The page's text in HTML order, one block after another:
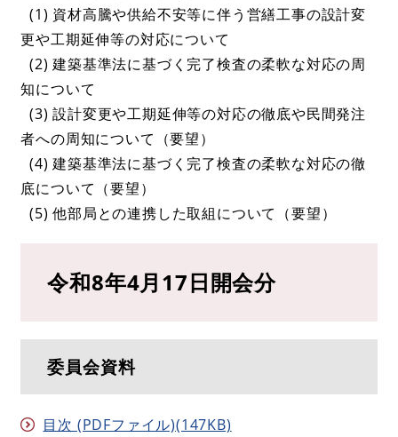
(1) 資材高騰や供給不安等に伴う営繕工事の設計変
更や工期延伸等の対応について
(2) 建築基準法に基づく完了検査の柔軟な対応の周
知について
(3) 設計変更や工期延伸等の対応の徹底や民間発注
者への周知について（要望）
(4) 建築基準法に基づく完了検査の柔軟な対応の徹
底について（要望）
(5) 他部局との連携した取組について（要望）
令和8年4月17日開会分
委員会資料
目次 (PDFファイル)(147KB)